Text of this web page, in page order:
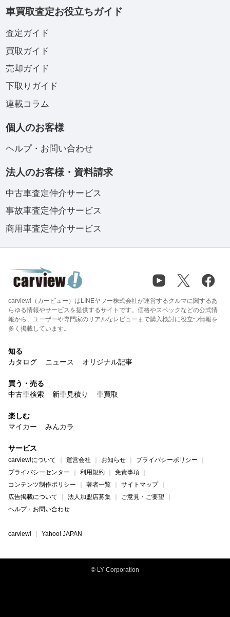
車買取査定お役立ちガイド
査定ガイド
買取ガイド
売却ガイド
下取りガイド
連載コラム
個人のお客様
ヘルプ・お問い合わせ
法人のお客様・資料請求
中古車査定仲介サービス
事故車査定仲介サービス
商用車査定仲介サービス
carview!（カービュー）はLINEヤフー株式会社が運営するクルマに関するあ
らゆる情報やサービスを提供するサイトです。価格やスペックなどの公式情
報から、ユーザーや専門家のリアルなレビューまで購入検討に役立つ情報を
多く掲載しています。
知る
カタログ
ニュース オリジナル記事
買う・売る
中古車検索
新車見積り 車買取
楽しむ
マイカー
みんカラ
サービス
carview!について 運営会社 お知らせ
プライバシーポリシー
プライバシーセンター
利用規約
免責事項
コンテンツ制作ポリシー
著者一覧
サイトマップ
広告掲載について
法人加盟店募集
ご意見・ご要望
ヘルプ・お問い合わせ
carview! Yahoo! JAPAN
© LY Corporation